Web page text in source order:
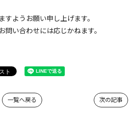
ようお願い申し上げます。
い合わせには応じかねます。
次の記事
一覧へ戻る